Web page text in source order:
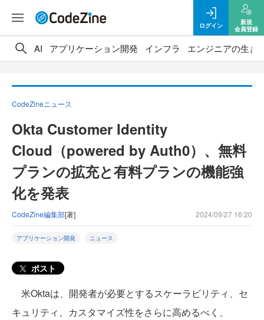
ログイン
新規
会員登録
AI アプリケーション開発 インフラ エンジニアの生き
CodeZineニュース
Okta Customer Identity
Cloud（powered by Auth0）、無料
プランの拡充と有料プランの機能強
化を発表
CodeZine編集部[著] 2024/09/27 16:20
アプリケーション開発 ニュース
ポスト
米Oktaは、開発者が必要とするスケーラビリティ、セ
キュリティ、カスタマイズ性をさらに高めるべく、